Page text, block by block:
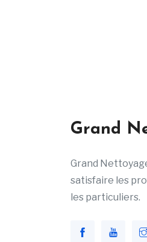
Grand
Grand
satisfaire les
les particuliers.